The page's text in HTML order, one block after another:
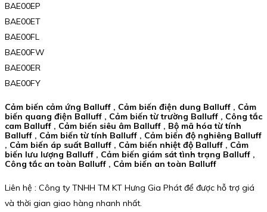
BAE00EP
BAE00ET
BAE00FL
BAE00FW
BAE00ER
BAE00FY
Cảm biến cảm ứng Balluff , Cảm biến điện dung Balluff , Cảm
biến quang điện Balluff , Cảm biến từ trường Balluff , Công tắc
cam Balluff , Cảm biến siêu âm Balluff , Bộ mã hóa từ tính
Balluff , Cảm biến từ tính Balluff , Cảm biến độ nghiêng Balluff
, Cảm biến áp suất Balluff , Cảm biến nhiệt độ Balluff , Cảm
biến lưu lượng Balluff , Cảm biến giám sát tình trạng Balluff ,
Công tắc an toàn Balluff , Cảm biến an toàn Balluff
Liên hệ : Công ty TNHH TM KT Hưng Gia Phát để được hỗ trợ giá
và thời gian giao hàng nhanh nhất.